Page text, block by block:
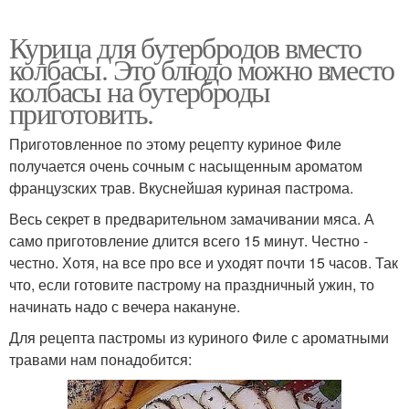
Курица для бутербродов вместо
колбасы. Это блюдо можно вместо
колбасы на бутерброды
приготовить.
Приготовленное по этому рецепту куриное Филе
получается очень сочным с насыщенным ароматом
французских трав. Вкуснейшая куриная пастрома.
Весь секрет в предварительном замачивании мяса. А
само приготовление длится всего 15 минут. Честно -
честно. Хотя, на все про все и уходят почти 15 часов. Так
что, если готовите пастрому на праздничный ужин, то
начинать надо с вечера накануне.
Для рецепта пастромы из куриного Филе с ароматными
травами нам понадобится: